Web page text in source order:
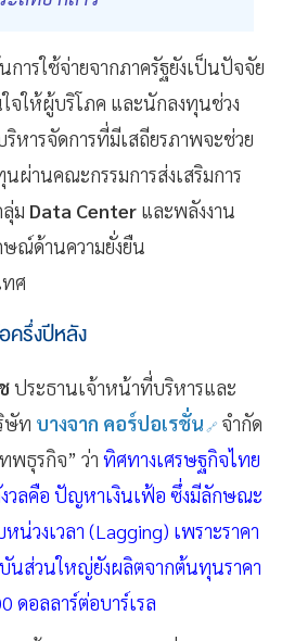
ารใช้จ่ายจากภาครัฐยังเป็นปัจจัย
จให้ผู้บริโภค และนักลงทุนช่วง
ริหารจัดการที่มีเสถียรภาพจะช่วย
นผ่านคณะกรรมการส่งเสริมการ
ม Data Center และพลังงาน
ษณ์ด้านความยั่งยืน
ศ
ครึ่งปีหลัง
ประธานเจ้าหน้าที่บริหารและ
ษัท บางจาก คอร์ปอเรชั่น จำกัด
พธุรกิจ” ว่า ทิศทางเศรษฐกิจไทย
วลคือ ปัญหาเงินเฟ้อ ซึ่งมีลักษณะ
วงเวลา (Lagging) เพราะราคา
นส่วนใหญ่ยังผลิตจากต้นทุนราคา
ดอลลาร์ต่อบาร์เรล